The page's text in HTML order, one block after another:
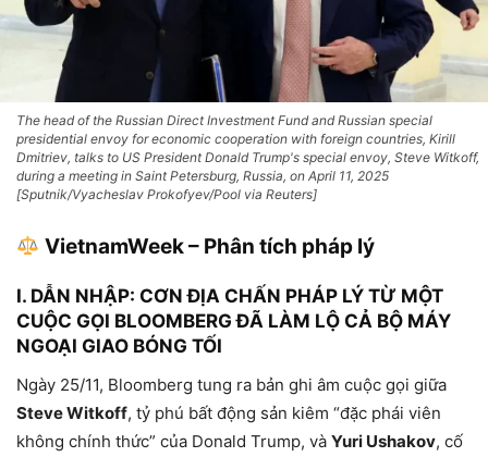
The head of the Russian Direct Investment Fund and Russian special
presidential envoy for economic cooperation with foreign countries, Kirill
Dmitriev, talks to US President Donald Trump's special envoy, Steve Witkoff,
during a meeting in Saint Petersburg, Russia, on April 11, 2025
[Sputnik/Vyacheslav Prokofyev/Pool via Reuters]
VietnamWeek – Phân tích pháp lý
I. DẪN NHẬP: CƠN ĐỊA CHẤN PHÁP LÝ TỪ MỘT
CUỘC GỌI BLOOMBERG ĐÃ LÀM LỘ CẢ BỘ MÁY
NGOẠI GIAO BÓNG TỐI
Ngày 25/11, Bloomberg tung ra bản ghi âm cuộc gọi giữa
Steve Witkoff, tỷ phú bất động sản kiêm “đặc phái viên
không chính thức” của Donald Trump, và Yuri Ushakov, cố